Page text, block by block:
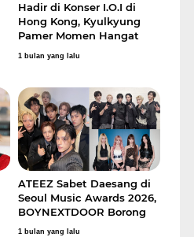
Hadir di Konser I.O.I di
Hong Kong, Kyulkyung
Pamer Momen Hangat
1 bulan yang lalu
ATEEZ Sabet Daesang di
Seoul Music Awards 2026,
BOYNEXTDOOR Borong
Piala
1 bulan yang lalu